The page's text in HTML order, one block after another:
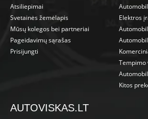
Atsiliepimai
Svetainės žemėlapis
Mūsų kolegos bei partneriai
Pageidavimų sąrašas
Prisijungti
Elektros
Tempimo
Kitos
AUTOVISKAS.LT